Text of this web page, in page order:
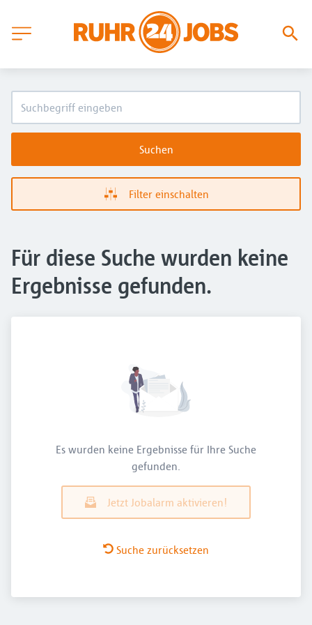
Suchen
Filter einschalten
Für diese Suche wurden keine
Ergebnisse gefunden.
Es wurden keine Ergebnisse für Ihre Suche
gefunden.
Jetzt Jobalarm aktivieren!
Suche zurücksetzen